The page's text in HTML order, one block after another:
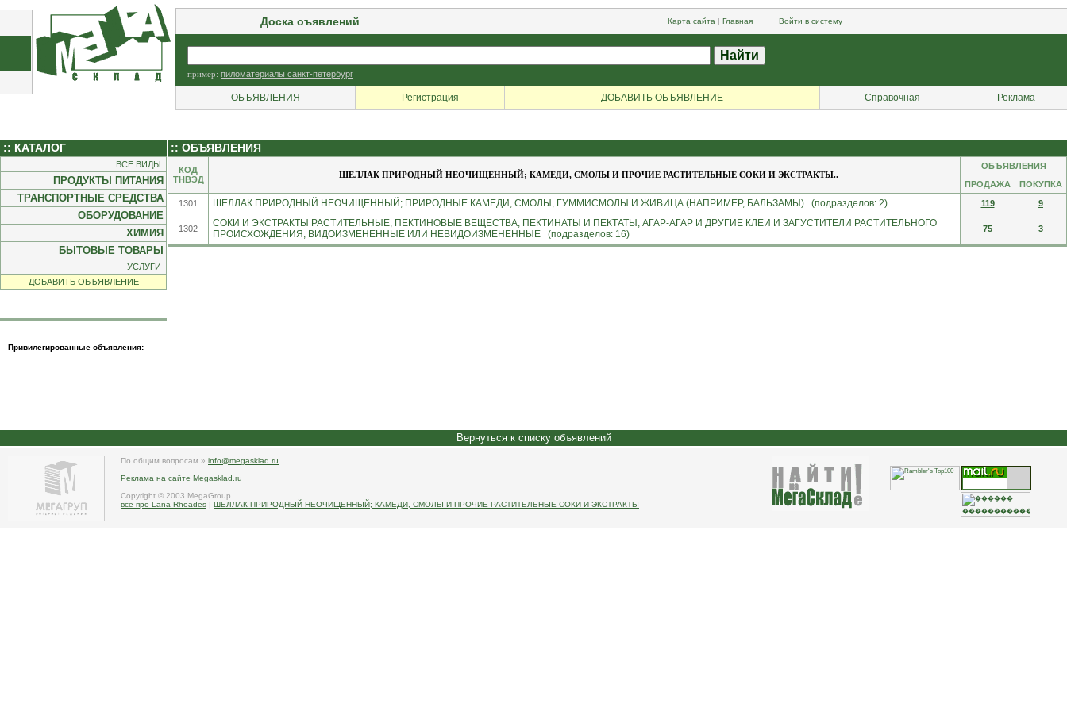
Доска оъявлений Карта сайта | Главная Войти в систему
пример: пиломатериалы санкт-петербург
ОБЪЯВЛЕНИЯ Регистрация ДОБАВИТЬ ОБЪЯВЛЕНИЕ Справочная Реклама
:: КАТАЛОГ
ВСЕ ВИДЫ
ПРОДУКТЫ ПИТАНИЯ
ТРАНСПОРТНЫЕ СРЕДСТВА
ОБОРУДОВАНИЕ
ХИМИЯ
БЫТОВЫЕ ТОВАРЫ
УСЛУГИ
ДОБАВИТЬ ОБЪЯВЛЕНИЕ
Привилегированные объявления:
:: ОБЪЯВЛЕНИЯ
КОД
ТНВЭД
ШЕЛЛАК ПРИРОДНЫЙ НЕОЧИЩЕННЫЙ; КАМЕДИ, СМОЛЫ И ПРОЧИЕ РАСТИТЕЛЬНЫЕ СОКИ И ЭКСТРАКТЫ..
ОБЪЯВЛЕНИЯ
ПРОДАЖА
ПОКУПКА
1301
ШЕЛЛАК ПРИРОДНЫЙ НЕОЧИЩЕННЫЙ; ПРИРОДНЫЕ КАМЕДИ, СМОЛЫ, ГУММИСМОЛЫ И ЖИВИЦА (НАПРИМЕР, БАЛЬЗАМЫ) (подразделов: 2) 119 9
1302
СОКИ И ЭКСТРАКТЫ РАСТИТЕЛЬНЫЕ; ПЕКТИНОВЫЕ ВЕЩЕСТВА, ПЕКТИНАТЫ И ПЕКТАТЫ; АГАР-АГАР И ДРУГИЕ КЛЕИ И ЗАГУСТИТЕЛИ РАСТИТЕЛЬНОГО
ПРОИСХОЖДЕНИЯ, ВИДОИЗМЕНЕННЫЕ ИЛИ НЕВИДОИЗМЕНЕННЫЕ (подразделов: 16)
75 3
Вернуться к списку объявлений
По общим вопросам » info@megasklad.ru
Реклама на сайте Megasklad.ru
Copyright © 2003 MegaGroup
всё про Lana Rhoades | ШЕЛЛАК ПРИРОДНЫЙ НЕОЧИЩЕННЫЙ; КАМЕДИ, СМОЛЫ И ПРОЧИЕ РАСТИТЕЛЬНЫЕ СОКИ И ЭКСТРАКТЫ